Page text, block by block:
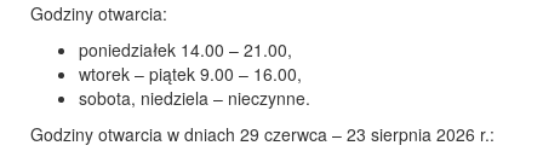
Godziny otwarcia:
poniedziałek 14.00 – 21.00,
wtorek – piątek 9.00 – 16.00,
sobota, niedziela – nieczynne.
Godziny otwarcia w dniach 29 czerwca – 23 sierpnia 2026 r.: